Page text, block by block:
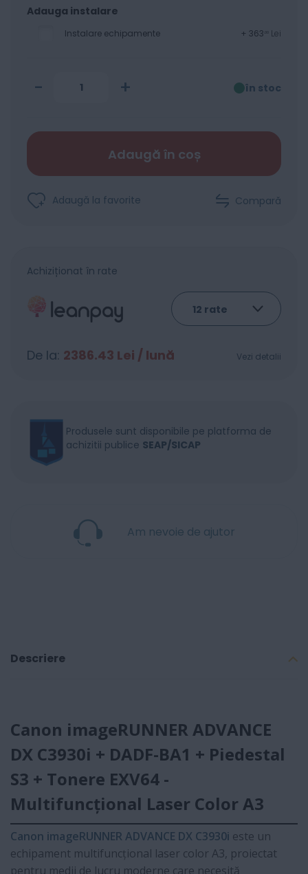
Adauga instalare
Instalare echipamente + 363 Lei
- + în stoc
Adaugă în coș
Adaugă la favorite Compară
Achiziționat în rate
De la: 2386.43 Lei / lună Vezi detalii
Produsele sunt disponibile pe platforma de
achizitii publice SEAP/SICAP
Am nevoie de ajutor
Descriere
Canon imageRUNNER ADVANCE
DX C3930i + DADF-BA1 + Piedestal
S3 + Tonere EXV64 -
Multifuncțional Laser Color A3
Canon imageRUNNER ADVANCE DX C3930i este un
echipament multifuncțional laser color A3, proiectat
pentru medii de lucru moderne care necesită